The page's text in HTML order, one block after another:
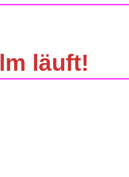
läuft!